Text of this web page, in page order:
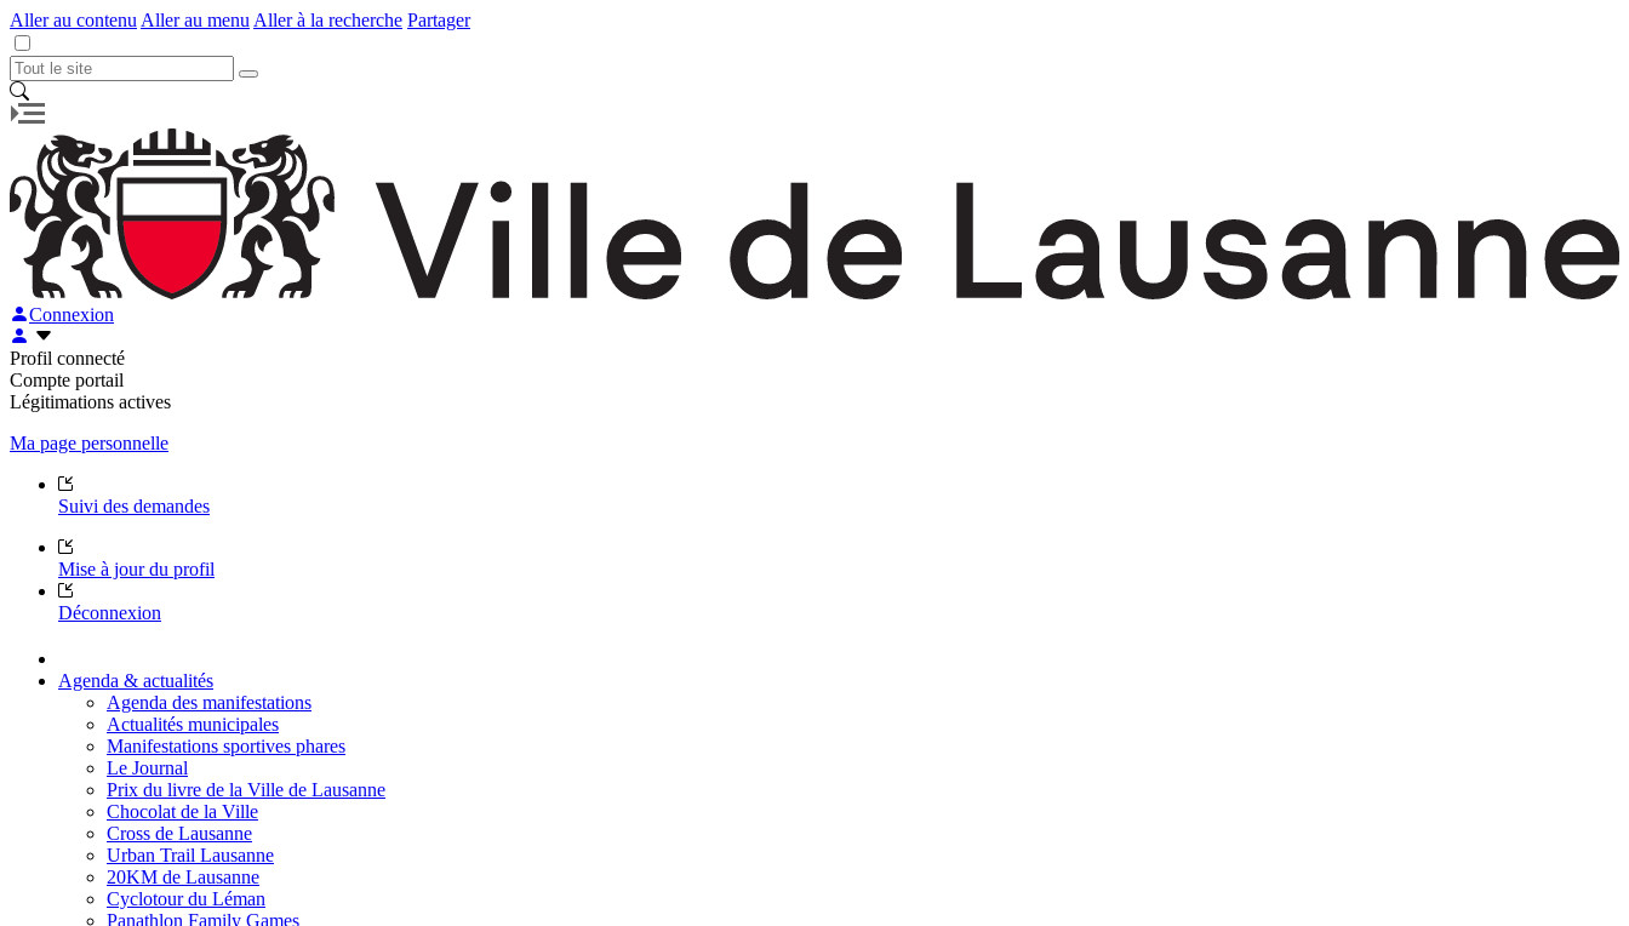
Aller au contenu Aller au menu Aller à la recherche Partager
Connexion
Profil connecté
Compte portail
Légitimations actives
Ma page personnelle
Suivi des demandes
Mise à jour du profil
Déconnexion
Agenda & actualités
Agenda des manifestations
Actualités municipales
Manifestations sportives phares
Le Journal
Prix du livre de la Ville de Lausanne
Chocolat de la Ville
Cross de Lausanne
Urban Trail Lausanne
20KM de Lausanne
Cyclotour du Léman
Panathlon Family Games